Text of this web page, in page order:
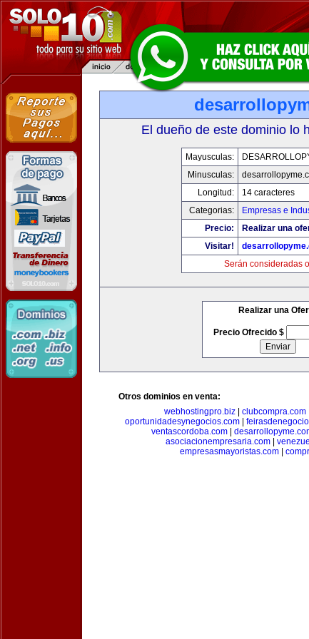
El dueño de este dominio lo
Mayusculas:
Minusculas:
Longitud:
14 caracteres
Categorias:
Empresas e
Precio:
Realizar una
Visitar!
Serán consideradas
Realizar una
Precio Ofrecido $
Otros dominios en venta:
webhostingpro.biz| clubcompra.com|
oportunidadesynegocios.com|
ventascordoba.com|
asociacionempresaria.com
empresasmayoristas.com